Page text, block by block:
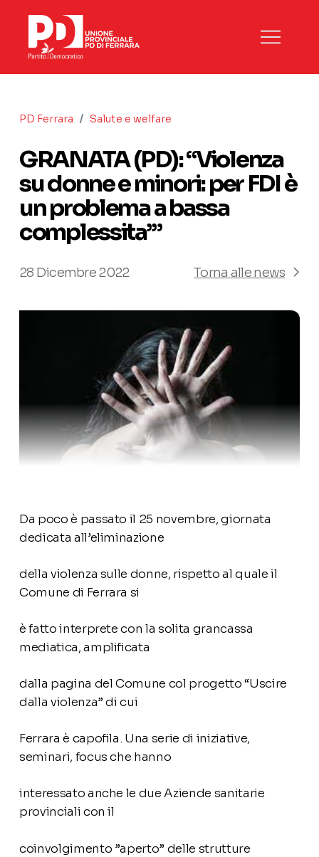
PD Ferrara / Salute e welfare
GRANATA (PD): “Violenza
su donne e minori: per FDI è
un problema a bassa
complessita’”
28 Dicembre 2022 Torna alle news
Da poco è passato il 25 novembre, giornata
dedicata all’eliminazione
della violenza sulle donne, rispetto al quale il
Comune di Ferrara si
è fatto interprete con la solita grancassa
mediatica, amplificata
dalla pagina del Comune col progetto “Uscire
dalla violenza” di cui
Ferrara è capofila. Una serie di iniziative,
seminari, focus che hanno
interessato anche le due Aziende sanitarie
provinciali con il
coinvolgimento ”aperto” delle strutture